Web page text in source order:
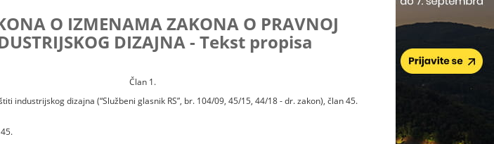
O IZMENAMA ZAKONA O PRAVNOJ
DIZAJNA - Tekst propisa
Član 1.
industrijskog dizajna (“Službeni glasnik RS”, br. 104/09, 45/15, 44/18 - dr. zakon), član 45.